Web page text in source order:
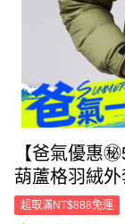
【爸氣優惠
葫蘆格羽絨
超取滿NT$888免運